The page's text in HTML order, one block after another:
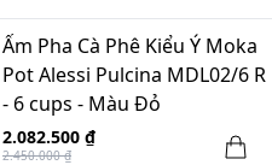
Ấm Pha Cà Phê Kiểu Ý Moka
Pot Alessi Pulcina MDL02/6 R
- 6 cups - Màu Đỏ
2.082.500 ₫
2.450.000 ₫